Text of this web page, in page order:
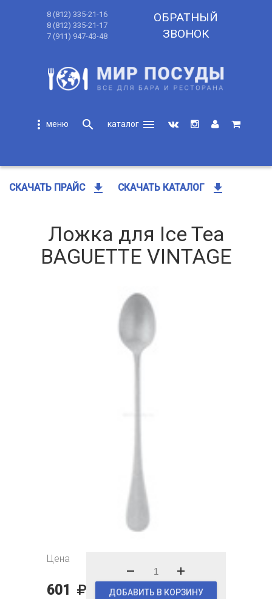
8 (812) 335-21-16
8 (812) 335-21-17
7 (911) 947-43-48
ОБРАТНЫЙ
ЗВОНОК
more_vert search
menu
СКАЧАТЬ ПРАЙС get_app СКАЧАТЬ КАТАЛОГ get_app
Ложка для Ice Tea
BAGUETTE VINTAGE
Цена
601 ДОБАВИТЬ В КОРЗИНУ